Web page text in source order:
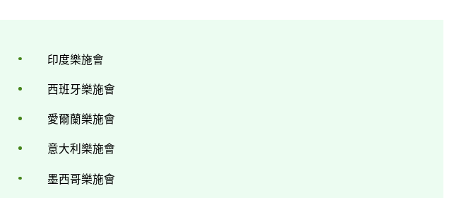
印度樂施會
西班牙樂施會
愛爾蘭樂施會
意大利樂施會
墨西哥樂施會